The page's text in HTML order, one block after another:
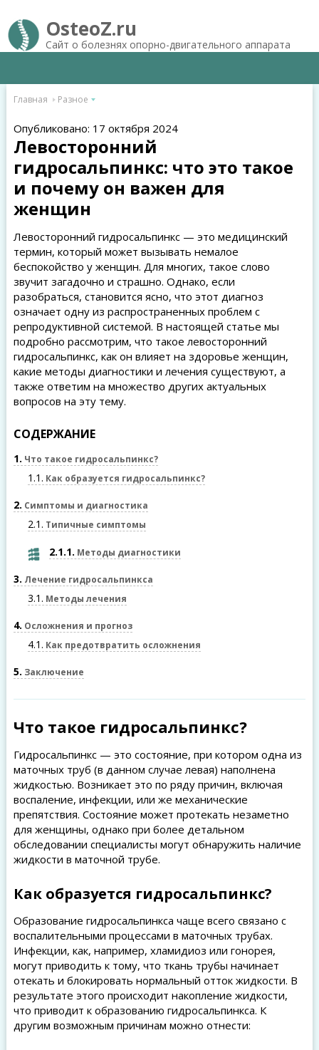
OsteoZ.ru
Сайт о болезнях опорно-двигательного аппарата
Главная Разное
Опубликовано: 17 октября 2024
Левосторонний
гидросальпинкс: что это такое
и почему он важен для
женщин
Левосторонний гидросальпинкс — это медицинский
термин, который может вызывать немалое
беспокойство у женщин. Для многих, такое слово
звучит загадочно и страшно. Однако, если
разобраться, становится ясно, что этот диагноз
означает одну из распространенных проблем с
репродуктивной системой. В настоящей статье мы
подробно рассмотрим, что такое левосторонний
гидросальпинкс, как он влияет на здоровье женщин,
какие методы диагностики и лечения существуют, а
также ответим на множество других актуальных
вопросов на эту тему.
СОДЕРЖАНИЕ
1 Что такое гидросальпинкс?
1.1 Как образуется гидросальпинкс?
2 Симптомы и диагностика
2.1 Типичные симптомы
2.1.1 Методы диагностики
3 Лечение гидросальпинкса
3.1 Методы лечения
4 Осложнения и прогноз
4.1 Как предотвратить осложнения
5 Заключение
Что такое гидросальпинкс?
Гидросальпинкс — это состояние, при котором одна из
маточных труб (в данном случае левая) наполнена
жидкостью. Возникает это по ряду причин, включая
воспаление, инфекции, или же механические
препятствия. Состояние может протекать незаметно
для женщины, однако при более детальном
обследовании специалисты могут обнаружить наличие
жидкости в маточной трубе.
Как образуется гидросальпинкс?
Образование гидросальпинкса чаще всего связано с
воспалительными процессами в маточных трубах.
Инфекции, как, например, хламидиоз или гонорея,
могут приводить к тому, что ткань трубы начинает
отекать и блокировать нормальный отток жидкости. В
результате этого происходит накопление жидкости,
что приводит к образованию гидросальпинкса. К
другим возможным причинам можно отнести: